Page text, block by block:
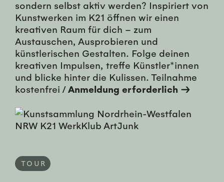
sondern selbst aktiv werden? Inspiriert von
Kunstwerken im K21 öffnen wir einen
kreativen Raum für dich – zum
Austauschen, Ausprobieren und
künstlerischen Gestalten. Folge deinen
kreativen Impulsen, treffe Künstler*innen
und blicke hinter die Kulissen. Teilnahme
kostenfrei / Anmeldung erforderlich →
TOUR